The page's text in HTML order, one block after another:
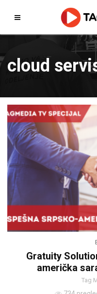
cloud
Gratuity
američka
Tag